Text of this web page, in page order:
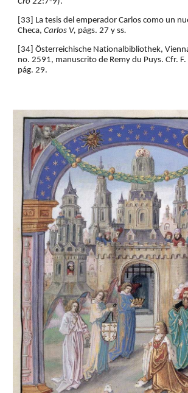
[33] La tesis del emperador Carlos como un
Checa, Carlos V, págs. 27 y ss.
[34] Österreichische Nationalbibliothek,
no. 2591, manuscrito de Remy du Puys. Cfr.
pág. 29.